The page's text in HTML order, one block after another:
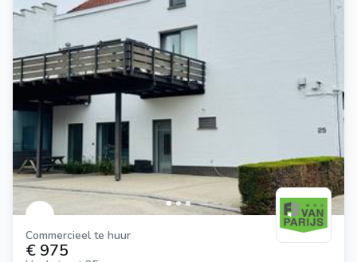
Commercieel te huur
€ 975